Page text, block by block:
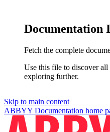
Documentation
Fetch the complete
Use this file to discover all
exploring further.
Skip to main content
ABBYY Documentation home